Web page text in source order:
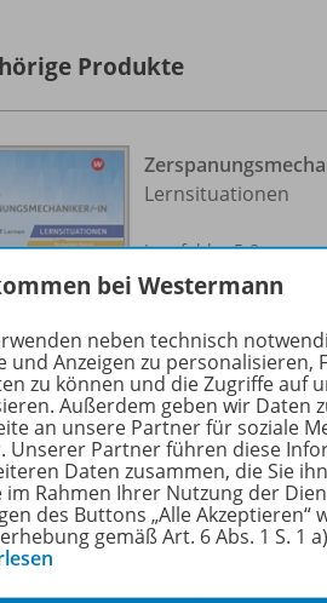
Produkte
Lernsituationen
Lernfelder 5-8
Ergänzende
Lernsituationen
bei Westermann
neben technisch
und Anzeigen zu personalisieren,
zu können und die Zugriffe auf
Außerdem geben wir Daten
an unsere Partner für soziale
Unserer Partner führen diese
Daten zusammen, die Sie
im Rahmen Ihrer Nutzung der
des Buttons „Alle Akzeptieren“
gemäß Art. 6 Abs. 1 S. 1